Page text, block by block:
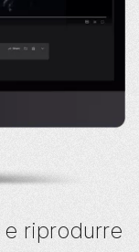
riprodurre